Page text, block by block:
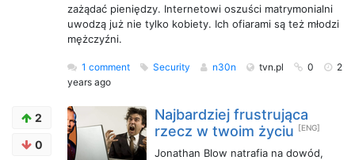
zażądać pieniędzy. Internetowi oszuści matrymonialni
uwodzą już nie tylko kobiety. Ich ofiarami są też młodzi
mężczyźni.
1 comment Security n30n tvn.pl 0
2
years ago
2
0
Najbardziej frustrująca
rzecz w twoim życiu [ENG]
Jonathan Blow natrafia na dowód,